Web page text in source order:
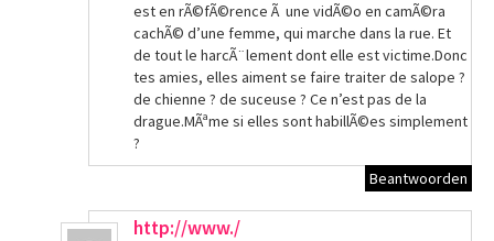
est en rÃ©fÃ©rence Ã une vidÃ©o en camÃ©ra
cachÃ© d’une femme, qui marche dans la rue. Et
de tout le harcÃ¨lement dont elle est victime.Donc
tes amies, elles aiment se faire traiter de salope ?
de chienne ? de suceuse ? Ce n’est pas de la
drague.MÃªme si elles sont habillÃ©es simplement
?
Beantwoorden
http://www./